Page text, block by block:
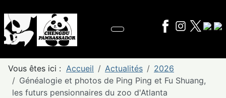
Vous êtes ici : Accueil Actualités
2026
Généalogie et photos de Ping Ping et Fu Shuang,
les futurs pensionnaires du zoo d'Atlanta